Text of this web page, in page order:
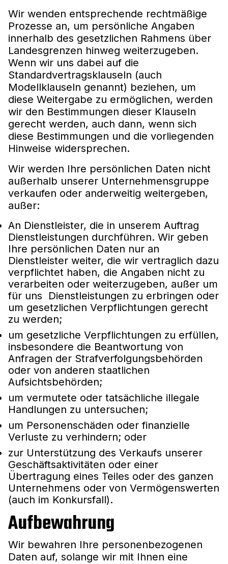
Wir wenden entsprechende rechtmäßige
Prozesse an, um persönliche Angaben
innerhalb des gesetzlichen Rahmens über
Landesgrenzen hinweg weiterzugeben.
Wenn wir uns dabei auf die
Standardvertragsklauseln (auch
Modellklauseln genannt) beziehen, um
diese Weitergabe zu ermöglichen, werden
wir den Bestimmungen dieser Klauseln
gerecht werden, auch dann, wenn sich
diese Bestimmungen und die vorliegenden
Hinweise widersprechen.
Wir werden Ihre persönlichen Daten nicht
außerhalb unserer Unternehmensgruppe
verkaufen oder anderweitig weitergeben,
außer:
An Dienstleister, die in unserem Auftrag
Dienstleistungen durchführen. Wir geben
Ihre persönlichen Daten nur an
Dienstleister weiter, die wir vertraglich dazu
verpflichtet haben, die Angaben nicht zu
verarbeiten oder weiterzugeben, außer um
für uns Dienstleistungen zu erbringen oder
um gesetzlichen Verpflichtungen gerecht
zu werden;
um gesetzliche Verpflichtungen zu erfüllen,
insbesondere die Beantwortung von
Anfragen der Strafverfolgungsbehörden
oder von anderen staatlichen
Aufsichtsbehörden;
um vermutete oder tatsächliche illegale
Handlungen zu untersuchen;
um Personenschäden oder finanzielle
Verluste zu verhindern; oder
zur Unterstützung des Verkaufs unserer
Geschäftsaktivitäten oder einer
Übertragung eines Teiles oder des ganzen
Unternehmens oder von Vermögenswerten
(auch im Konkursfall).
Aufbewahrung
Wir bewahren Ihre personenbezogenen
Daten auf, solange wir mit Ihnen eine